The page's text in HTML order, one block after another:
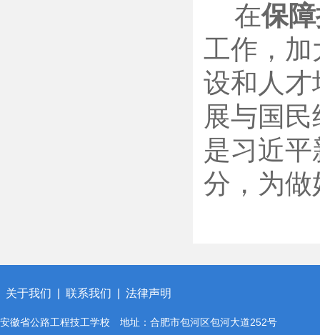
在保
工作，
设和人
展与国
是习近
分，为
关于我们 联系我们 法律声明
安徽省公路工程技工学校 地址：合肥市包河区包河大道252号